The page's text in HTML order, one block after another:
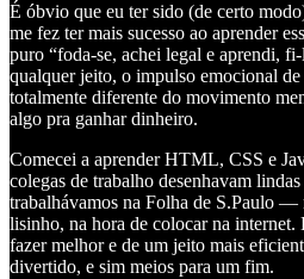
É óbvio que eu ter sido (de certo
me fez ter mais sucesso ao aprender
puro “foda-se, achei legal e aprendi,
qualquer jeito, o impulso emocional
totalmente diferente do movimento
algo pra ganhar dinheiro.
Comecei a aprender HTML, CSS e
colegas de trabalho desenhavam
trabalhávamos na Folha de S.Paulo —
lisinho, na hora de colocar na internet.
fazer melhor e de um jeito mais
divertido, e sim meios para um fim.